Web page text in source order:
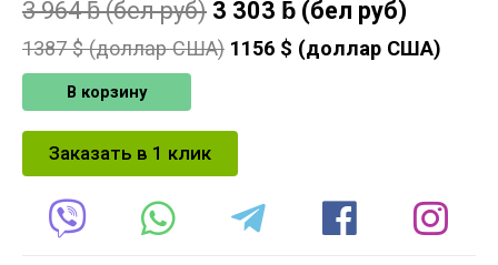
3 964ƃ(бел руб) 3 303 ƃ (бел руб)
1387$ (доллар США) 1156 $ (доллар США)
В корзину
Заказать в 1 клик